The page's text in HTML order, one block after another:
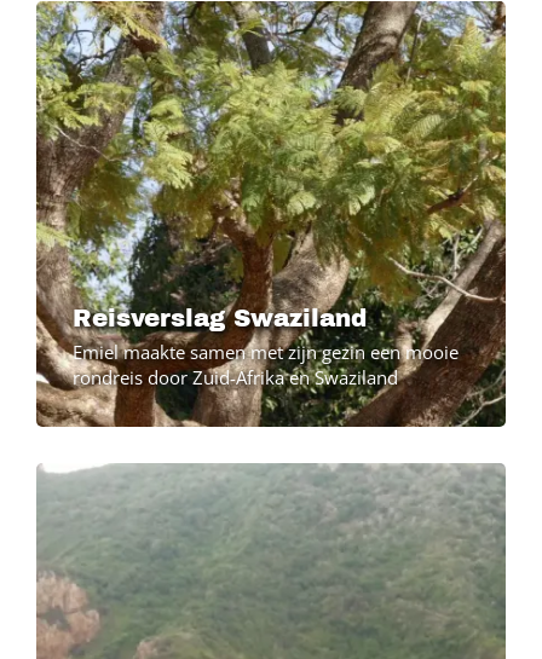
Image
Reisverslag Swaziland
Emiel maakte samen met zijn gezin een mooie
rondreis door Zuid-Afrika en Swaziland
Image